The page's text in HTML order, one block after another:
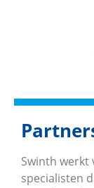
Swinth werkt
specialisten